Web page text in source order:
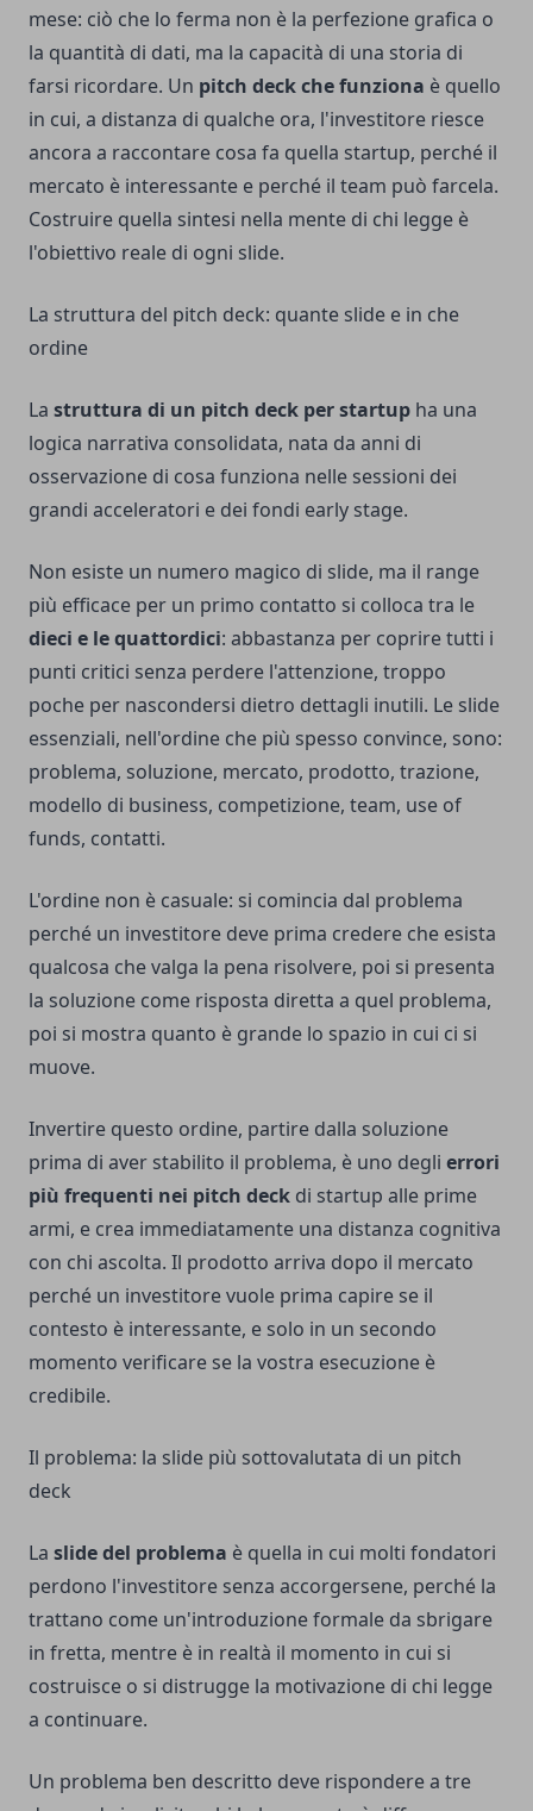
mese: ciò che lo ferma non è la perfezione grafica o
la quantità di dati, ma la capacità di una storia di
farsi ricordare. Un pitch deck che funziona è quello
in cui, a distanza di qualche ora, l'investitore riesce
ancora a raccontare cosa fa quella startup, perché il
mercato è interessante e perché il team può farcela.
Costruire quella sintesi nella mente di chi legge è
l'obiettivo reale di ogni slide.
La struttura del pitch deck: quante slide e in che
ordine
La struttura di un pitch deck per startup ha una
logica narrativa consolidata, nata da anni di
osservazione di cosa funziona nelle sessioni dei
grandi acceleratori e dei fondi early stage.
Non esiste un numero magico di slide, ma il range
più efficace per un primo contatto si colloca tra le
dieci e le quattordici: abbastanza per coprire tutti i
punti critici senza perdere l'attenzione, troppo
poche per nascondersi dietro dettagli inutili. Le slide
essenziali, nell'ordine che più spesso convince, sono:
problema, soluzione, mercato, prodotto, trazione,
modello di business, competizione, team, use of
funds, contatti.
L'ordine non è casuale: si comincia dal problema
perché un investitore deve prima credere che esista
qualcosa che valga la pena risolvere, poi si presenta
la soluzione come risposta diretta a quel problema,
poi si mostra quanto è grande lo spazio in cui ci si
muove.
Invertire questo ordine, partire dalla soluzione
prima di aver stabilito il problema, è uno degli errori
più frequenti nei pitch deck di startup alle prime
armi, e crea immediatamente una distanza cognitiva
con chi ascolta. Il prodotto arriva dopo il mercato
perché un investitore vuole prima capire se il
contesto è interessante, e solo in un secondo
momento verificare se la vostra esecuzione è
credibile.
Il problema: la slide più sottovalutata di un pitch
deck
La slide del problema è quella in cui molti fondatori
perdono l'investitore senza accorgersene, perché la
trattano come un'introduzione formale da sbrigare
in fretta, mentre è in realtà il momento in cui si
costruisce o si distrugge la motivazione di chi legge
a continuare.
Un problema ben descritto deve rispondere a tre